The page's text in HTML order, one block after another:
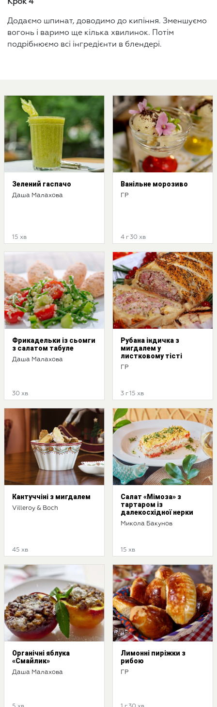
Крок 4
Додаємо шпинат, доводимо до кипіння. Зменшуємо
вогонь і варимо ще кілька хвилинок. Потім
подрібнюємо всі інгредієнти в блендері.
Зелений гаспачо
Даша Малахова
15 хв
Ванільне морозиво
ГР
4 г 30 хв
Фрикадельки із сьомги
з салатом табуле
Даша Малахова
30 хв
Рубана індичка з
мигдалем у
листковому тісті
ГР
3 г 15 хв
Кантуччіні з мигдалем
Villeroy & Boch
45 хв
Салат «Мімоза» з
тартаром із
далекосхідної нерки
Микола Бакунов
15 хв
Органічні яблука
«Смайлик»
Даша Малахова
Лимонні пиріжки з
рибою
ГР